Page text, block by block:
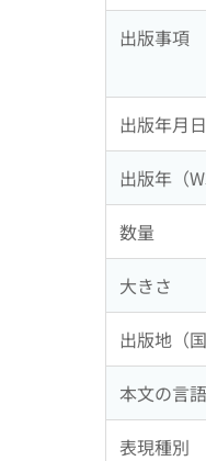
出版事項
出版年月
出版年（
数量
大きさ
出版地（
本文の言
表現種別